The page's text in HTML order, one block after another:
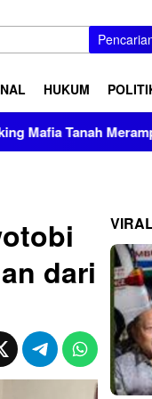
HUKUM
Hak
dari